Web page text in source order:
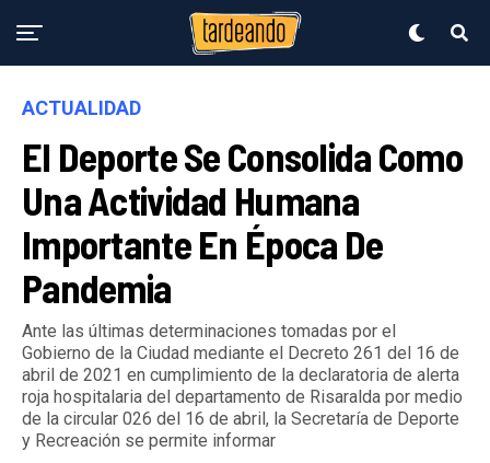
ACTUALIDAD
El Deporte Se Consolida Como
Una Actividad Humana
Importante En Época De
Pandemia
Ante las últimas determinaciones tomadas por el
Gobierno de la Ciudad mediante el Decreto 261 del 16 de
abril de 2021 en cumplimiento de la declaratoria de alerta
roja hospitalaria del departamento de Risaralda por medio
de la circular 026 del 16 de abril, la Secretaría de Deporte
y Recreación se permite informar